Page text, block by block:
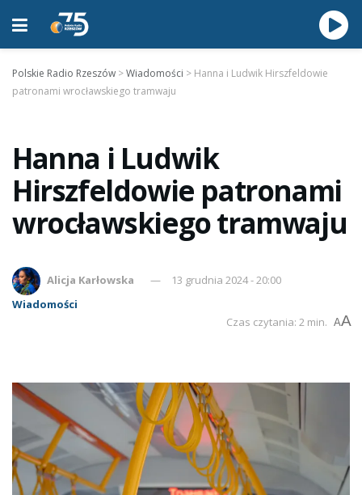
Polskie Radio Rzeszów >Wiadomości > Hanna i Ludwik Hirszfeldowie
patronami wrocławskiego tramwaju
Hanna i Ludwik
Hirszfeldowie patronami
wrocławskiego tramwaju
Alicja Karłowska
13 grudnia 2024 - 20:00
Wiadomości
Czas czytania: 2 min. AA